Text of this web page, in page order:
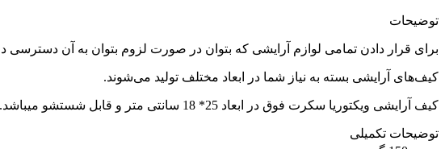
توضیحات
برای قرار دادن تمامی لوازم‌ آرایشی که بتوان در صورت لزوم بتوان به آن دسترسی
کیف‌های آرایشی بسته به نیاز شما در ابعاد مختلف تولید می‌شوند.
کیف آرایشی ویکتوریا سکرت فوق در ابعاد 25* 18 سانتی متر و قابل شستشو میباشد.
توضیحات تکمیلی